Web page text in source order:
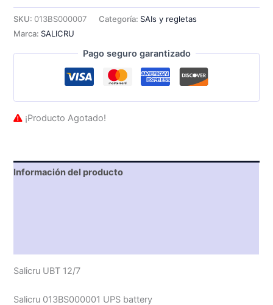
SKU: 013BS000007 Categoría: SAIs y regletas
Marca: SALICRU
Pago seguro garantizado
¡Producto Agotado!
Información del producto
Salicru UBT 12/7
Salicru 013BS000001 UPS battery